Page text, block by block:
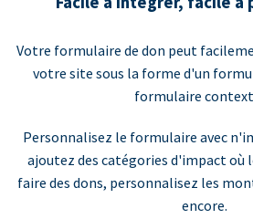
Votre formulaire de don peut
votre site sous la forme d'un
formulaire
Personnalisez le formulaire avec
ajoutez des catégories d'impact où
faire des dons, personnalisez les
encore.